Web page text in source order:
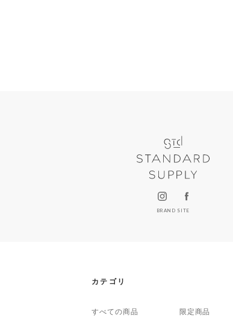
BRAND SITE
カテゴリ
すべての商品 限定商品